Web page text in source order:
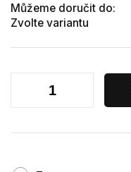
Můžeme doručit do:
Zvolte variantu